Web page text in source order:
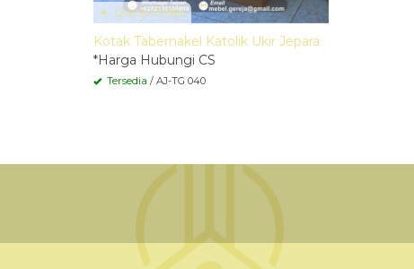
Quick Order
Kotak Tabernakel Katolik Ukir Jepara
*Harga Hubungi CS
Tersedia / AJ-TG 040